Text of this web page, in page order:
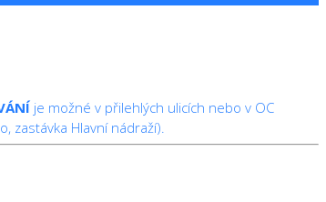
je možné v přilehlých ulicích nebo v OC
zastávka Hlavní nádraží).